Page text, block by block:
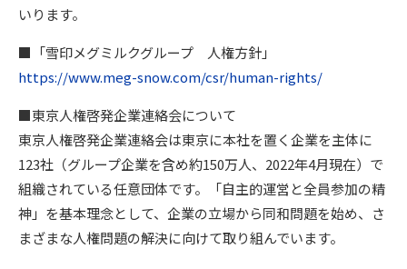
いります。
■「雪印メグミルクグループ 人権方針」
https://www.meg-snow.com/csr/human-rights/
■東京人権啓発企業連絡会について
東京人権啓発企業連絡会は東京に本社を置く企業を主体に
123社（グループ企業を含め約150万人、2022年4月現在）で
組織されている任意団体です。「自主的運営と全員参加の精
神」を基本理念として、企業の立場から同和問題を始め、さ
まざまな人権問題の解決に向けて取り組んでいます。